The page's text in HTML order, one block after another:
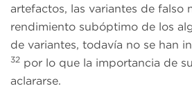
artefactos, las variantes de falso
rendimiento subóptimo de los
de variantes, todavía no se han
32 por lo que la importancia de
aclararse.